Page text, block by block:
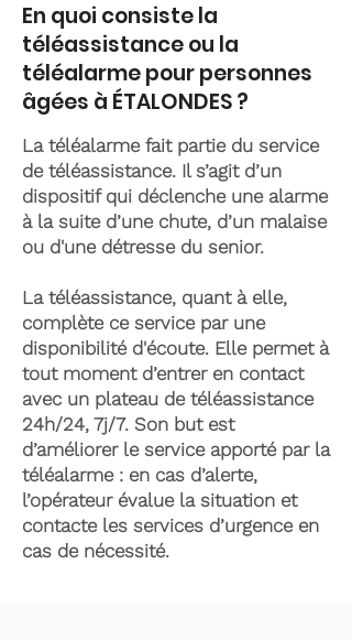
En quoi consiste la
téléassistance ou la
téléalarme pour personnes
âgées à ÉTALONDES ?
La téléalarme fait partie du service
de téléassistance. Il s’agit d’un
dispositif qui déclenche une alarme
à la suite d’une chute, d’un malaise
ou d'une détresse du senior.
La téléassistance, quant à elle,
complète ce service par une
disponibilité d'écoute. Elle permet à
tout moment d’entrer en contact
avec un plateau de téléassistance
24h/24, 7j/7. Son but est
d’améliorer le service apporté par la
téléalarme : en cas d’alerte,
l’opérateur évalue la situation et
contacte les services d’urgence en
cas de nécessité.